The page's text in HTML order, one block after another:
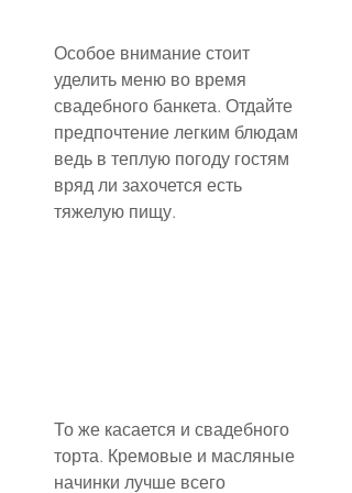
Особое внимание стоит
уделить меню во время
свадебного банкета. Отдайте
предпочтение легким блюдам
ведь в теплую погоду гостям
вряд ли захочется есть
тяжелую пищу.
То же касается и свадебного
торта. Кремовые и масляные
начинки лучше всего